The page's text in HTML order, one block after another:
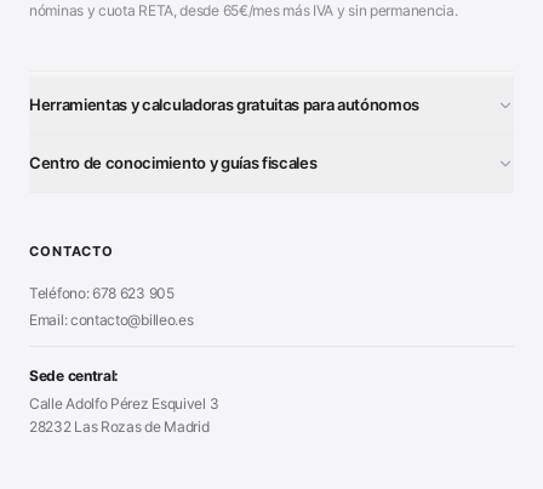
nóminas y cuota RETA, desde 65€/mes más IVA y sin permanencia.
Herramientas y calculadoras gratuitas para autónomos
Generador Nóminas
■ Generador Presupuestos
Generador Facturas
■Modelo Nómina PDF
■Calculadora Vacaciones
Centro de conocimiento y guías fiscales
■Alta Autónomo Paso a Paso
Declaración Renta 2026
■Certificado Digital
■Sanciones Hacienda
CONTACTO
Teléfono: 678 623 905
Email: contacto@billeo.es
Sede central:
Calle Adolfo Pérez Esquivel 3
28232 Las Rozas de Madrid